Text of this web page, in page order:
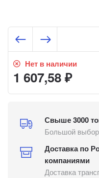
Нет в наличии
1 607,58₽
Свыше 3000
Большой выбор
Доставка по
компаниями
Доставка